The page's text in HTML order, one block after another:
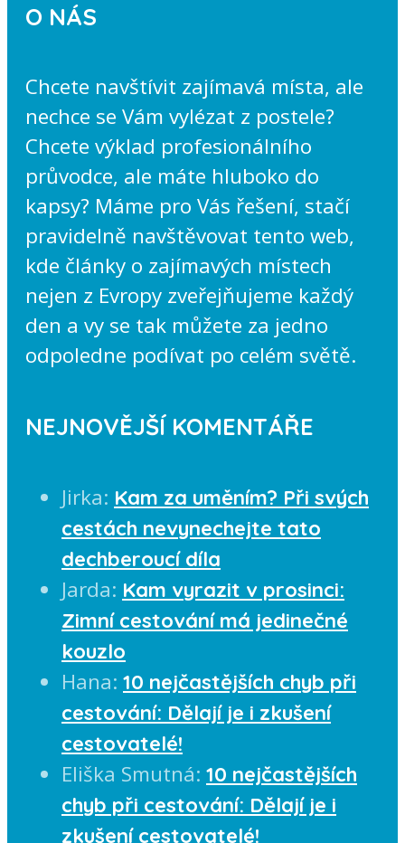
O NÁS
Chcete navštívit zajímavá místa, ale
nechce se Vám vylézat z postele?
Chcete výklad profesionálního
průvodce, ale máte hluboko do
kapsy? Máme pro Vás řešení, stačí
pravidelně navštěvovat tento web,
kde články o zajímavých místech
nejen z Evropy zveřejňujeme každý
den a vy se tak můžete za jedno
odpoledne podívat po celém světě.
NEJNOVĚJŠÍ KOMENTÁŘE
Jirka: Kam za uměním? Při svých
cestách nevynechejte tato
dechberoucí díla
Jarda: Kam vyrazit v prosinci:
Zimní cestování má jedinečné
kouzlo
Hana: 10 nejčastějších chyb při
cestování: Dělají je i zkušení
cestovatelé!
Eliška Smutná: 10 nejčastějších
chyb při cestování: Dělají je i
zkušení cestovatelé!